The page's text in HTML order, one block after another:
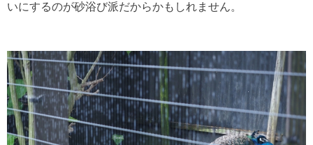
いにするのが砂浴び派だからかもしれません。